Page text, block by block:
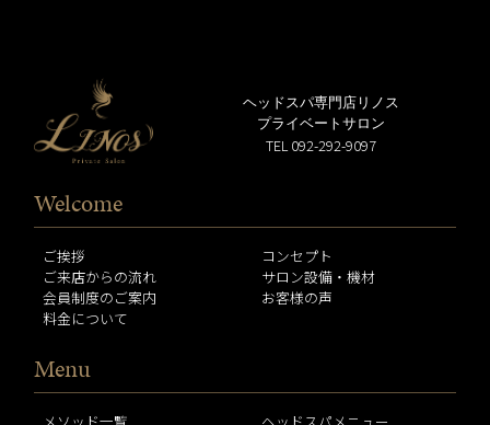
ヘッドスパ専門店リノス
プライベートサロン
TEL 092-292-9097
Welcome
ご挨拶
コンセプト
ご来店からの流れ
サロン設備・機材
会員制度のご案内
お客様の声
料金について
Menu
メソッド一覧 ヘッドスパメニュー